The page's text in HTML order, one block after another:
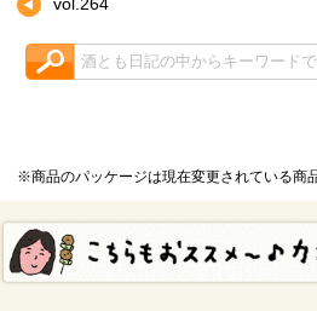
vol.264
検索キーワード入力
※商品のパッケージは現在変更されている商